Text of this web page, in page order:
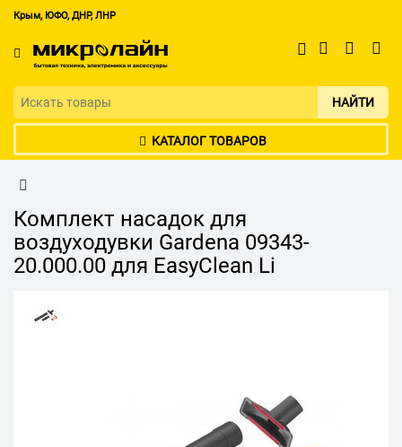
Крым, ЮФО, ДНР, ЛНР
НАЙТИ
КАТАЛОГ ТОВАРОВ
Комплект насадок для
воздуходувки Gardena 09343-
20.000.00 для EasyClean Li